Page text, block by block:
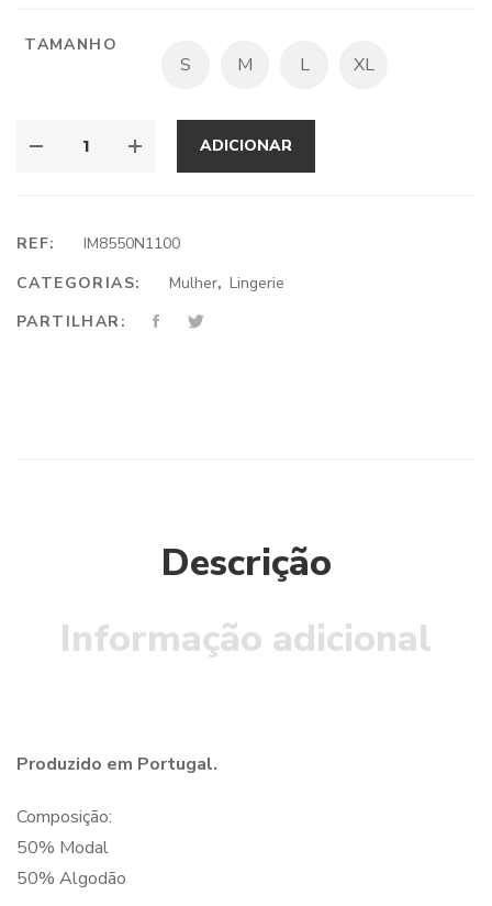
TAMANHO
S M L XL
ADICIONAR
REF:
IM8550N1100
CATEGORIAS:
Mulher, Lingerie
PARTILHAR:
Descrição
Informação adicional
Produzido em Portugal.
Composição:
50% Modal
50% Algodão